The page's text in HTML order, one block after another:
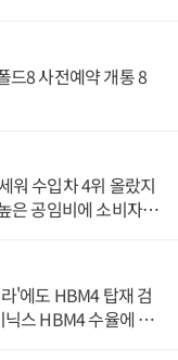
드8 사전예약 개통 8
워 수입차 4위 올랐지
은 공임비에 소비자
'에도 HBM4 탑재 검
닉스 HBM4 수율에 주